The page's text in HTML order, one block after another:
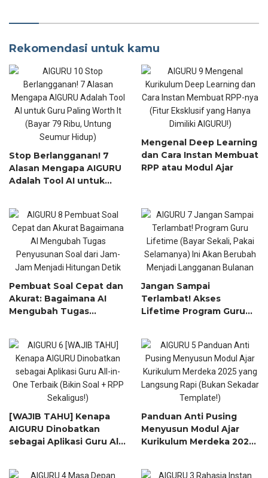
Rekomendasi untuk kamu
Stop Berlangganan! 7
Alasan Mengapa AIGURU
Adalah Tool AI untuk
(Bayar 79 Ribu, Untung
Seumur Hidup)
Mengenal Deep Learning
dan Cara Instan Membuat
RPP atau Modul Ajar
Pembuat Soal Cepat dan
Akurat: Bagaimana AI
Mengubah Tugas
Jam-Jam Menjadi
Hitungan Detik
Jangan Sampai
Terlambat! Akses
Lifetime Program Guru
Selamanya) Ini Akan
Berubah Menjadi
Langganan Bulanan
[WAJIB TAHU] Kenapa
AIGURU Dinobatkan
sebagai Aplikasi Guru All-
Soal + RPP Sekaligus!)
Panduan Anti Pusing
Menyusun Modul Ajar
Kurikulum Merdeka 2025
(Bukan Sekadar